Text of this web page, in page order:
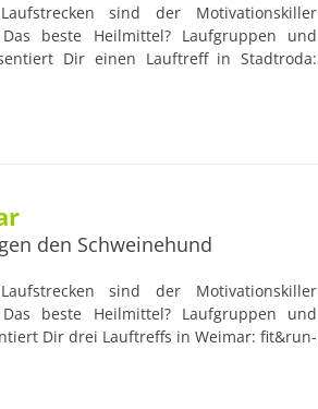
sind der Motivationskiller
beste Heilmittel? Laufgruppen und
Dir einen Lauftreff in Stadtroda:
werden von professionellen und
den Schweinehund
sind der Motivationskiller
beste Heilmittel? Laufgruppen und
Dir drei Lauftreffs in Weimar: fit&run-
Weimar und den bunten Lauftreff